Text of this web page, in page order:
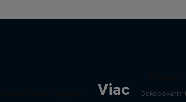
Viac Dekódovanie